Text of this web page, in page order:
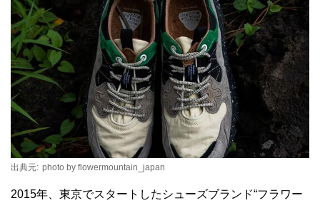
出典元: photo by flowermountain_japan
2015年、東京でスタートしたシューズブランド“フラワー